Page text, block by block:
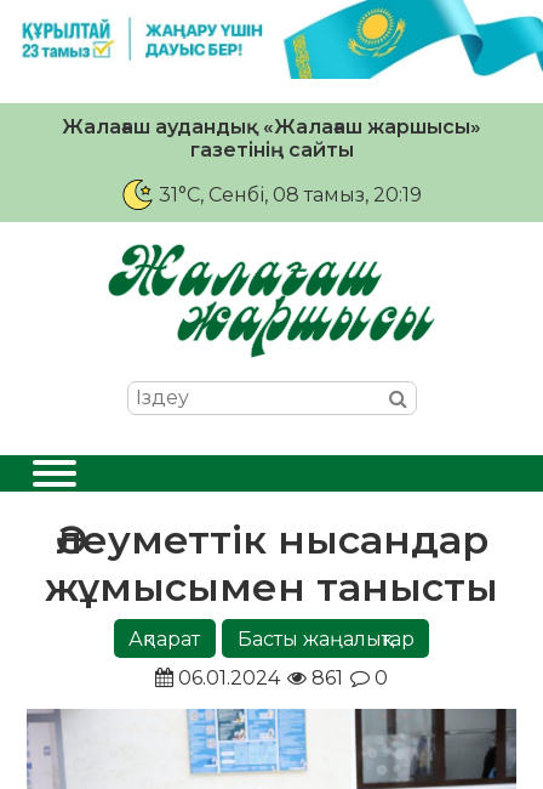
Жалағаш аудандық «Жалағаш жаршысы»
газетінің сайты
31°C, Сенбі, 08 тамыз, 20:19
Әлеуметтік нысандар
жұмысымен танысты
Ақпарат
Басты жаңалықтар
06.01.2024
861 0